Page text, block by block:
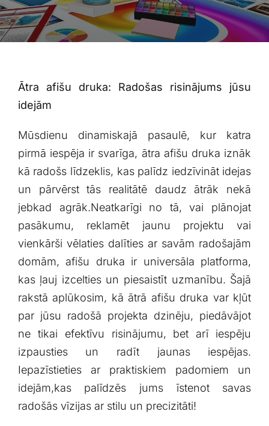
Blogs
Attēlu galerija
Video galerija
Vakances
BUJ
Kontakti
Klientu portāls
English
Ātra afišu druka: Radošas risinājums jūsu
idejām
Mūsdienu dinamiskajā pasaulē, kur‌ katra
pirmā iespēja ir svarīga, ātra afišu ​druka⁣ iznāk
kā radošs līdzeklis, kas palīdz iedzīvināt idejas
un pārvērst tās realitātē daudz ātrāk nekā
jebkad agrāk.Neatkarīgi no ‍tā, ​vai plānojat
pasākumu, reklamēt jaunu projektu vai
vienkārši ‌vēlaties ⁤dalīties ar savām radošajām
domām, ⁣afišu druka ir ‌universāla platforma,
kas⁤ ļauj izcelties un piesaistīt uzmanību. Šajā
rakstā aplūkosim, kā ātrā afišu druka​ var kļūt
par jūsu radošā projekta dzinēju, piedāvājot
ne⁤ tikai efektīvu risinājumu,⁤ bet arī iespēju
izpausties un⁤ radīt jaunas ⁢iespējas.
Iepazīstieties ar praktiskiem padomiem un
idejām,kas palīdzēs jums īstenot savas
radošās⁤ vīzijas ar stilu un precizitāti!